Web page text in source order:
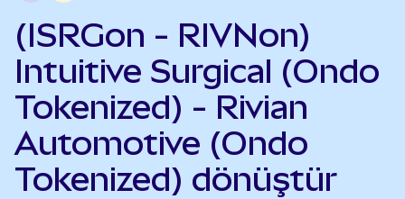
(ISRGon - RIVNon)
Intuitive Surgical (Ondo
Tokenized) - Rivian
Automotive (Ondo
Tokenized) dönüştür